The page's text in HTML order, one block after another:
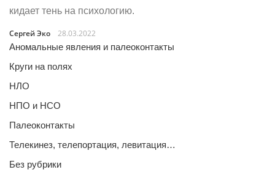
кидает тень на психологию.
Сергей Эко
28.03.2022
Аномальные явления и палеоконтакты
Круги на полях
НЛО
НПО и НСО
Палеоконтакты
Телекинез, телепортация, левитация…
Без рубрики